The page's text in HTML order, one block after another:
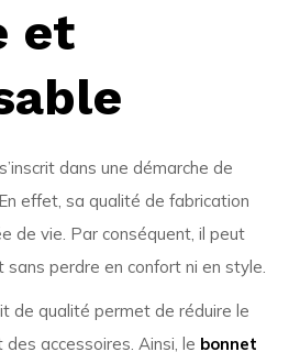
et
s’inscrit dans une démarche de
effet, sa qualité de fabrication
de vie. Par conséquent, il peut
perdre en confort ni en style.
de qualité permet de réduire le
accessoires. Ainsi, le bonnet